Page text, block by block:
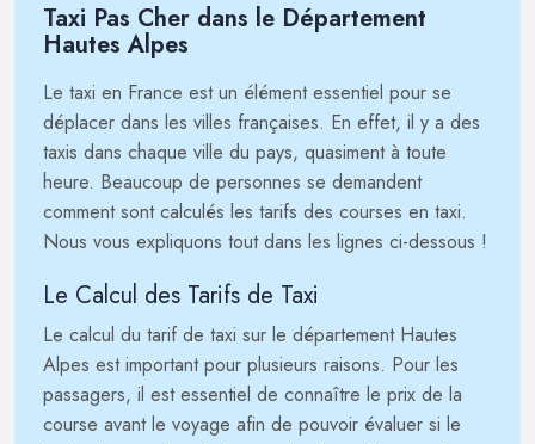
Taxi Pas Cher dans le Département
Hautes Alpes
Le taxi en France est un élément essentiel pour se
déplacer dans les villes françaises. En effet, il y a des
taxis dans chaque ville du pays, quasiment à toute
heure. Beaucoup de personnes se demandent
comment sont calculés les tarifs des courses en taxi.
Nous vous expliquons tout dans les lignes ci-dessous !
Le Calcul des Tarifs de Taxi
Le calcul du tarif de taxi sur le département Hautes
Alpes est important pour plusieurs raisons. Pour les
passagers, il est essentiel de connaître le prix de la
course avant le voyage afin de pouvoir évaluer si le